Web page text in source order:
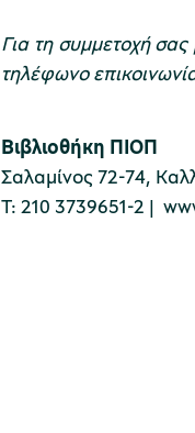
Για τη συμμετοχή
τηλέφωνο
Βιβλιοθήκη ΠΙΟΠ
Σαλαμίνος 72-74,
Τ: 210 3739651-2 |